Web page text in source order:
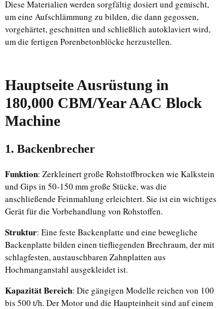
Diese Materialien werden sorgfältig dosiert und gemischt,
um eine Aufschlämmung zu bilden, die dann gegossen,
vorgehärtet, geschnitten und schließlich autoklaviert wird,
um die fertigen Porenbetonblöcke herzustellen.
HauptseiteAusrüstung in
180,000 CBM/Year AAC Block
Machine
1. Backenbrecher
Funktion: Zerkleinert große Rohstoffbrocken wie Kalkstein
und Gips in 50-150 mm große Stücke, was die
anschließende Feinmahlung erleichtert. Sie ist ein wichtiges
Gerät für die Vorbehandlung von Rohstoffen.
Struktur: Eine feste Backenplatte und eine bewegliche
Backenplatte bilden einen tiefliegenden Brechraum, der mit
schlagfesten, austauschbaren Zahnplatten aus
Hochmanganstahl ausgekleidet ist.
Kapazität Bereich: Die gängigen Modelle reichen von 100
bis 500 t/h. Der Motor und die Haupteinheit sind auf einem